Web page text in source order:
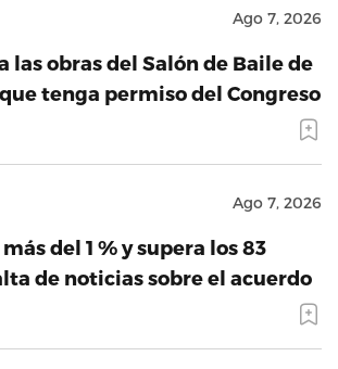
Ago 7, 2026
las obras del Salón de Baile de
tenga permiso del Congreso
Ago 7, 2026
del 1 % y supera los 83
de noticias sobre el acuerdo